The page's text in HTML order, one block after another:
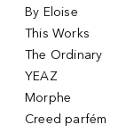
By Eloise
This Works
The Ordinary
YEAZ
Morphe
Creed parfém